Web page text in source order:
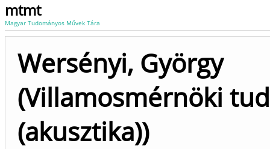
mtmt
Magyar Tudományos Művek Tára
Wersényi, György
(Villamosmérnöki
(akusztika))